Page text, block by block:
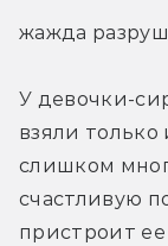
жажда
У девочки-
взяли только
слишком
счастливую
пристроит